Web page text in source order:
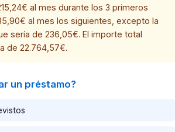
al mes durante los 3 primeros
al mes los siguientes, excepto la
sería de 236,05€. El importe total
de 22.764,57€.
un préstamo?